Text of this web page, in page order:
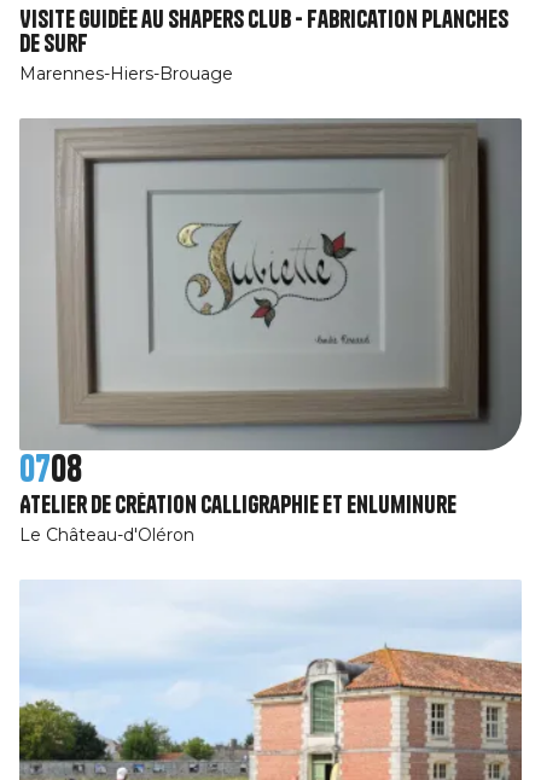
Visite guidée au Shapers Club - Fabrication planches
de surf
Marennes-Hiers-Brouage
0708
Atelier de création calligraphie et enluminure
Le Château-d'Oléron